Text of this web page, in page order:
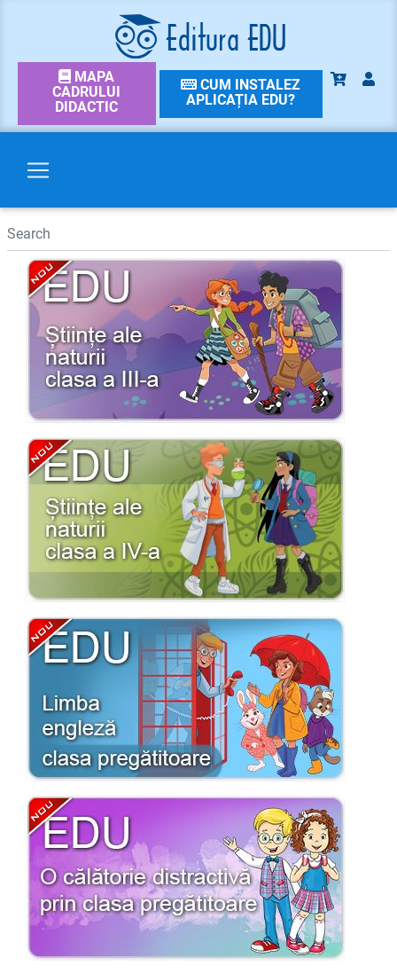
MAPA
CADRULUI
DIDACTIC
CUM INSTALEZ
APLICAȚIA EDU?